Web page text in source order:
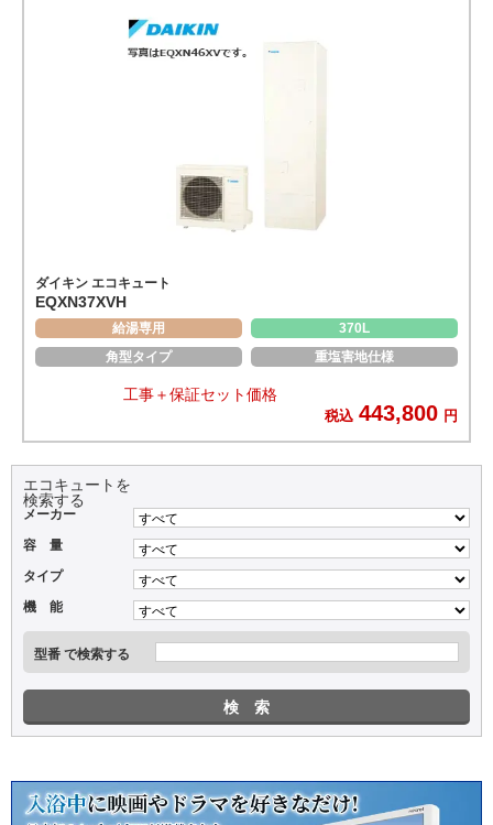
ダイキン エコキュート
EQXN37XVH
給湯専用
370L
角型タイプ
重塩害地仕様
工事＋保証セット価格
税込 443,800 円
エコキュートを
検索する
メーカー
容 量
タイプ
機 能
型番 で検索する